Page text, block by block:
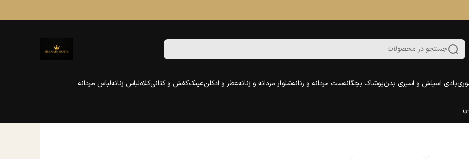
جستجو در محصولات
بادی اسپلش و اسپری بدنپوشاک بچگانهست مردانه و زنانهشلوار مردانه و زنانهعطر و ادکلنعینککفش و کتانیکلاهلباس زنانهلباس مردانه